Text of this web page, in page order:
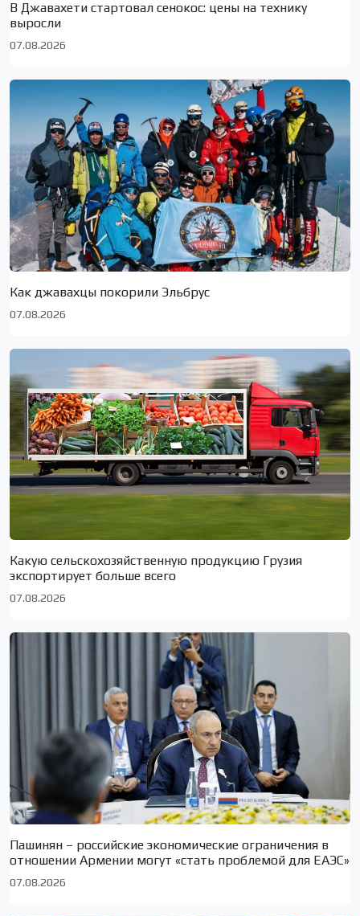
В Джавахети стартовал сенокос: цены на технику
выросли
07.08.2026
Как джавахцы покорили Эльбрус
07.08.2026
Какую сельскохозяйственную продукцию Грузия
экспортирует больше всего
07.08.2026
Пашинян – российские экономические ограничения в
отношении Армении могут «стать проблемой для ЕАЭС»
07.08.2026